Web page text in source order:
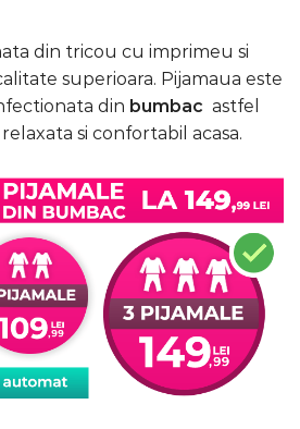
din tricou cu imprimeu si
superioara. Pijamaua este
din bumbac astfel
si confortabil acasa.